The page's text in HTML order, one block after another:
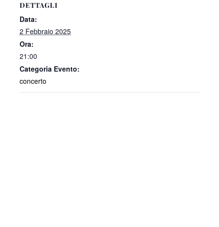
DETTAGLI
Data:
2 Febbraio 2025
Ora:
21:00
Categoria Evento:
concerto